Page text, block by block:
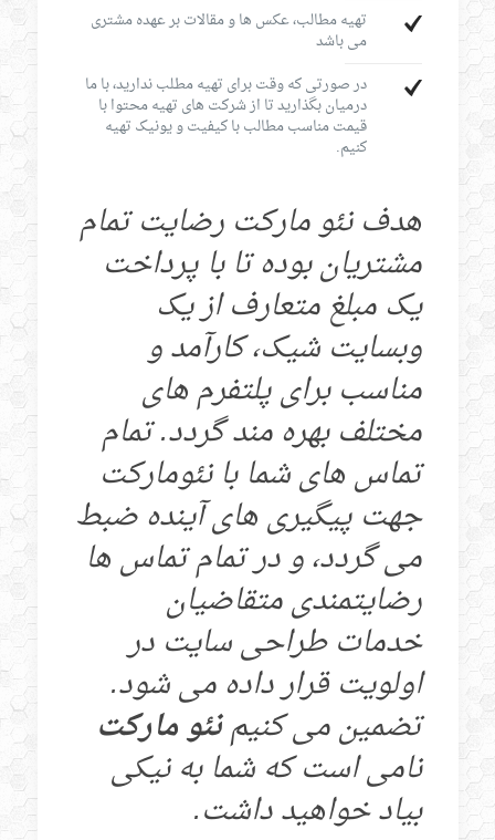
تهیه مطالب، عکس ها و مقالات بر عهده مشتری
می باشد
در صورتی که وقت برای تهیه مطلب ندارید، با ما
درمیان بگذارید تا از شرکت های تهیه محتوا با
قیمت مناسب مطالب با کیفیت و یونیک تهیه
کنیم.
هدف نئو مارکت رضایت تمام
مشتریان بوده تا با پرداخت
یک مبلغ متعارف از یک
وبسایت شیک، کارآمد و
مناسب برای پلتفرم های
مختلف بهره مند گردد. تمام
تماس های شما با نئومارکت
جهت پیگیری های آینده ضبط
می گردد، و در تمام تماس ها
رضایتمندی متقاضیان
خدمات طراحی سایت در
اولویت قرار داده می شود.
تضمین می کنیمنئو مارکت
نامی است که شما به نیکی
بیاد خواهید داشت.